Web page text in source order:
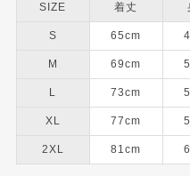
SIZE 着丈
S 65cm
M 69cm
L 73cm
XL 77cm
2XL 81cm